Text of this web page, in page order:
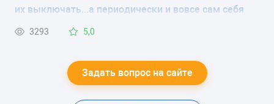
ХЛАДАГЕНТ
их выключать...а периодически и вовсе сам себя
выключает.
3293 5,0
Задать вопрос на сайте